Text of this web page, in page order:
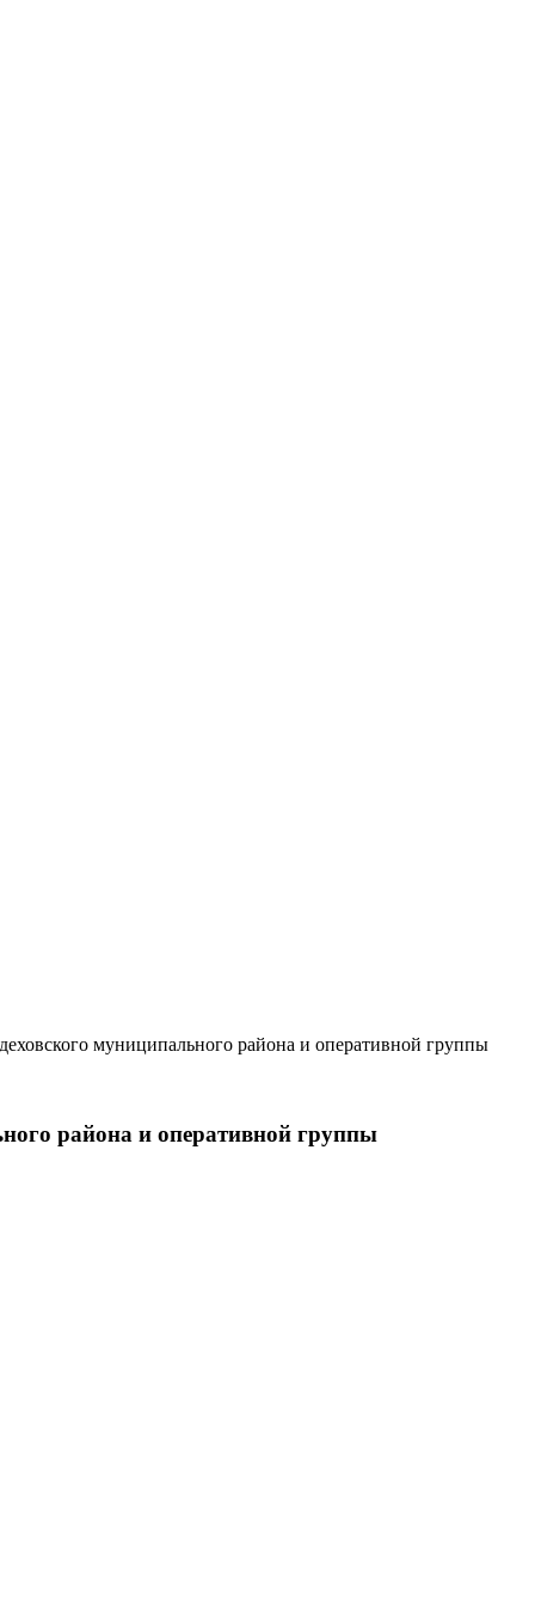
муниципального района и оперативной группы
района и оперативной группы